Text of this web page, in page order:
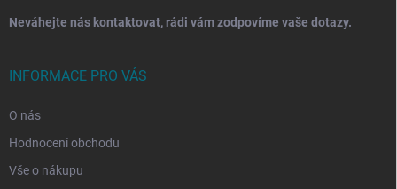
Neváhejte nás kontaktovat, rádi vám zodpovíme vaše dotazy.
INFORMACE PRO VÁS
O nás
Hodnocení obchodu
Vše o nákupu